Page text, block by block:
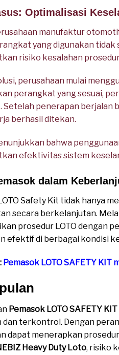
Optimalisasi
manufaktur
yang digunakan tidak
risiko kesalahan
perusahaan mulai
perangkat yang sesuai,
Setelah penerapan berjalan
berhasil ditekan.
bahwa
efektivitas sistem
dalam
Safety Kit tidak hanya
secara berkelanjutan.
prosedur LOTO dengan
efektif di berbagai kondisi
Pemasok LOTO SAFETY KIT
Pemasok LOTO SAFETY
dan terkontrol. Dengan
dapat menerapkan prosedur
Heavy Duty Loto, risiko